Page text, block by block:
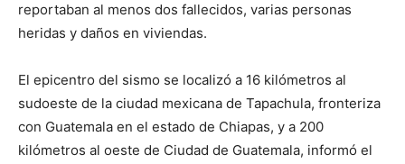
reportaban al menos dos fallecidos, varias personas
heridas y daños en viviendas.
El epicentro del sismo se localizó a 16 kilómetros al
sudoeste de la ciudad mexicana de Tapachula, fronteriza
con Guatemala en el estado de Chiapas, y a 200
kilómetros al oeste de Ciudad de Guatemala, informó el